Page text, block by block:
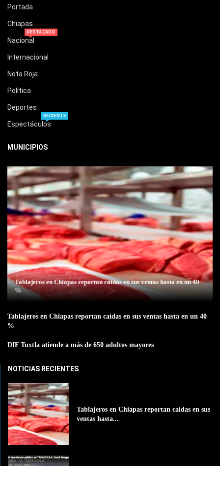
Portada
Chiapas
Nacional
DESTACADO
Internacional
Nota Roja
Política
Deportes
Espectáculos
RECIENTE
MUNICIPIOS
Tablajeros en Chiapas reportan caídas en sus ventas hasta en un 40
%
Tablajeros en Chiapas reportan caídas en sus ventas hasta en un 40
%
DIF Tuxtla atiende a más de 650 adultos mayores
NOTICIAS RECIENTES
Tablajeros en Chiapas reportan caídas en sus
ventas hasta...